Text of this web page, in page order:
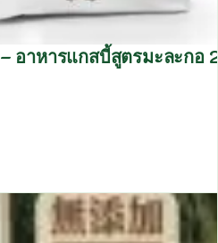
– อาหารแกสบี้สูตรมะละกอ